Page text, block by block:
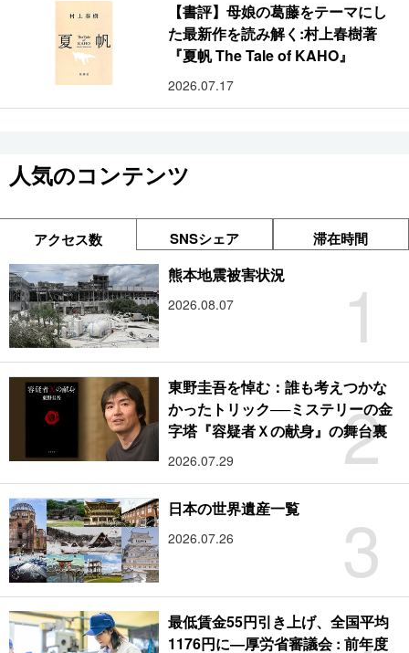
【書評】母娘の葛藤をテーマにし
た最新作を読み解く:村上春樹著
『夏帆 The Tale of KAHO』
2026.07.17
人気のコンテンツ
アクセス数 SNSシェア 滞在時間
1
熊本地震被害状況
2026.08.07
2
東野圭吾を悼む：誰も考えつかな
かったトリック──ミステリーの金
字塔『容疑者Ｘの献身』の舞台裏
2026.07.29
3
日本の世界遺産一覧
2026.07.26
最低賃金55円引き上げ、全国平均
1176円に―厚労省審議会 : 前年度